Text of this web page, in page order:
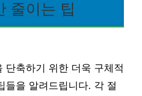
줄이는 팁
단축하기 위한 더욱 구체적
들을 알려드립니다. 각 절